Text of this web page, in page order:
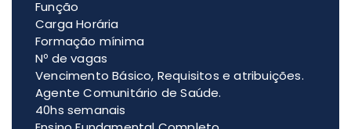
Função
Carga Horária
Formação mínima
Nº de vagas
Vencimento Básico, Requisitos e atribuições.
Agente Comunitário de Saúde.
40hs semanais